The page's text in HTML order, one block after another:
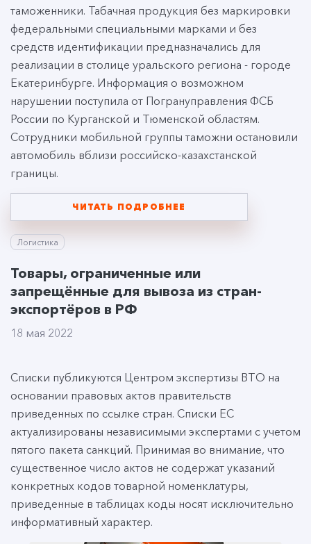
таможенники. Табачная продукция без маркировки
федеральными специальными марками и без
средств идентификации предназначались для
реализации в столице уральского региона - городе
Екатеринбурге. Информация о возможном
нарушении поступила от Погрануправления ФСБ
России по Курганской и Тюменской областям.
Сотрудники мобильной группы таможни остановили
автомобиль вблизи российско-казахстанской
границы.
ЧИТАТЬ ПОДРОБНЕЕ
Логистика
Товары, ограниченные или
запрещённые для вывоза из стран-
экспортёров в РФ
18 мая 2022
Списки публикуются Центром экспертизы ВТО на
основании правовых актов правительств
приведенных по ссылке стран. Списки ЕС
актуализированы независимыми экспертами с учетом
пятого пакета санкций. Принимая во внимание, что
существенное число актов не содержат указаний
конкретных кодов товарной номенклатуры,
приведенные в таблицах коды носят исключительно
информативный характер.